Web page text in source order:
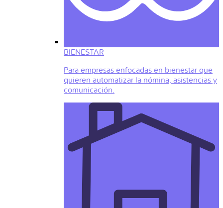
BIENESTAR
Para empresas enfocadas en bienestar que
quieren automatizar la nómina, asistencias y
comunicación.